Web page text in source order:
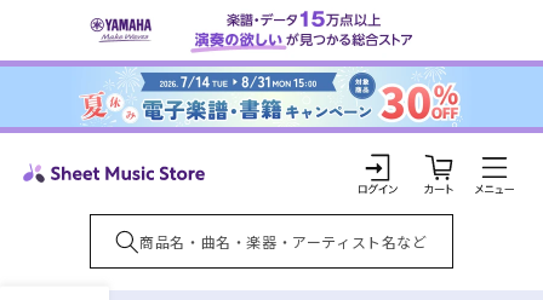
ンツに
ロ
グ
カ
ー
ト